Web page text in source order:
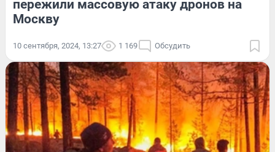
пережили массовую атаку дронов на
Москву
10 сентября, 2024, 13:27 1 169 Обсудить